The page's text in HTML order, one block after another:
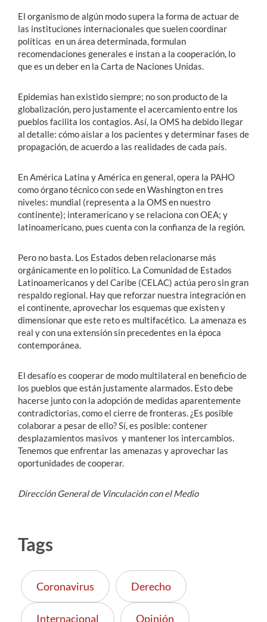
El organismo de algún modo supera la forma de actuar de
las instituciones internacionales que suelen coordinar
políticas en un área determinada, formulan
recomendaciones generales e instan a la cooperación, lo
que es un deber en la Carta de Naciones Unidas.
Epidemias han existido siempre; no son producto de la
globalización, pero justamente el acercamiento entre los
pueblos facilita los contagios. Así, la OMS ha debido llegar
al detalle: cómo aislar a los pacientes y determinar fases de
propagación, de acuerdo a las realidades de cada país.
En América Latina y América en general, opera la PAHO
como órgano técnico con sede en Washington en tres
niveles: mundial (representa a la OMS en nuestro
continente); interamericano y se relaciona con OEA; y
latinoamericano, pues cuenta con la confianza de la región.
Pero no basta. Los Estados deben relacionarse más
orgánicamente en lo político. La Comunidad de Estados
Latinoamericanos y del Caribe (CELAC) actúa pero sin gran
respaldo regional. Hay que reforzar nuestra integración en
el continente, aprovechar los esquemas que existen y
dimensionar que este reto es multifacético. La amenaza es
real y con una extensión sin precedentes en la época
contemporánea.
El desafío es cooperar de modo multilateral en beneficio de
los pueblos que están justamente alarmados. Esto debe
hacerse junto con la adopción de medidas aparentemente
contradictorias, como el cierre de fronteras. ¿Es posible
colaborar a pesar de ello? Sí, es posible: contener
desplazamientos masivos y mantener los intercambios.
Tenemos que enfrentar las amenazas y aprovechar las
oportunidades de cooperar.
Dirección General de Vinculación con el Medio
Tags
Coronavirus Derecho
Internacional Opinión